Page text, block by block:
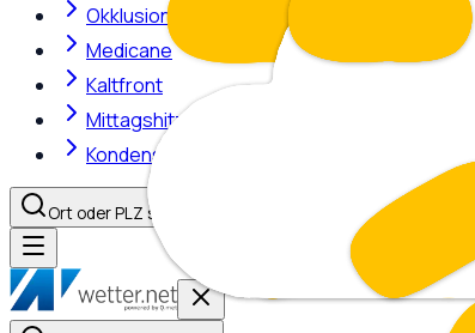
Okklusion
Medicane
Kaltfront
Mittagshitze
Kondensstreifen
Ort oder PLZ suchen…